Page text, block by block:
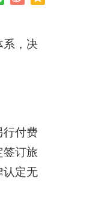
系，决
行付费
签订旅
认定无